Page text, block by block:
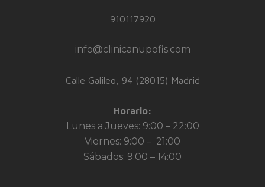
910117920
info@clinicanupofis.com
Calle Galileo, 94 (28015) Madrid
Horario:
Lunes a Jueves: 9:00 – 22:00
Viernes: 9:00 – 21:00
Sábados: 9:00 – 14:00